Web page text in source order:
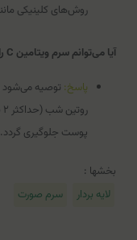
روش‌های کلینیکی
آیا می‌توانم سرم ویتامین C را بعد از این لایه‌بردار استفاده کنم؟
پاسخ:
پوست جلوگیری گردد.
بخشها :
لایه بردار
سرم صورت